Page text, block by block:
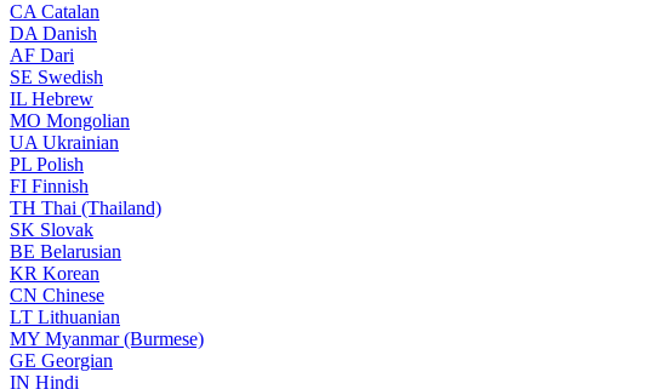
CA Catalan
DA Danish
AF Dari
SE Swedish
IL Hebrew
MO Mongolian
UA Ukrainian
PL Polish
FI Finnish
TH Thai (Thailand)
SK Slovak
BE Belarusian
KR Korean
CN Chinese
LT Lithuanian
MY Myanmar (Burmese)
GE Georgian
IN Hindi